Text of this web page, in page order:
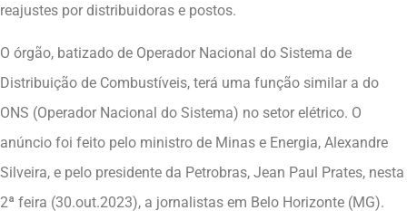
reajustes por distribuidoras e postos.
O órgão, batizado de Operador Nacional do Sistema de
Distribuição de Combustíveis, terá uma função similar a do
ONS (Operador Nacional do Sistema) no setor elétrico. O
anúncio foi feito pelo ministro de Minas e Energia, Alexandre
Silveira, e pelo presidente da Petrobras, Jean Paul Prates, nesta
2ª feira (30.out.2023), a jornalistas em Belo Horizonte (MG).